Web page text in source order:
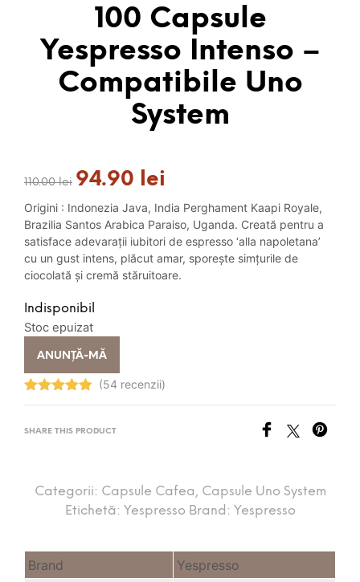
100 Capsule
Yespresso Intenso –
Compatibile Uno
System
110.00lei Prețul
a
fost:
110.00 lei.
94.90 lei
este:
94.90 lei.
Origini : Indonezia Java, India Perghament Kaapi Royale,
Brazilia Santos Arabica Paraiso, Uganda. Creată pentru a
satisface adevarații iubitori de espresso ‘alla napoletana’
cu un gust intens, plăcut amar, sporește simțurile de
ciocolată și cremă stăruitoare.
Indisponibil
Stoc epuizat
ANUNȚĂ-MĂ
Evaluat la
din 5
(54 recenzii)
SHARE THIS PRODUCT
Categorii: Capsule Cafea, Capsule Uno System
Etichetă: Yespresso Brand: Yespresso
Brand
Yespresso